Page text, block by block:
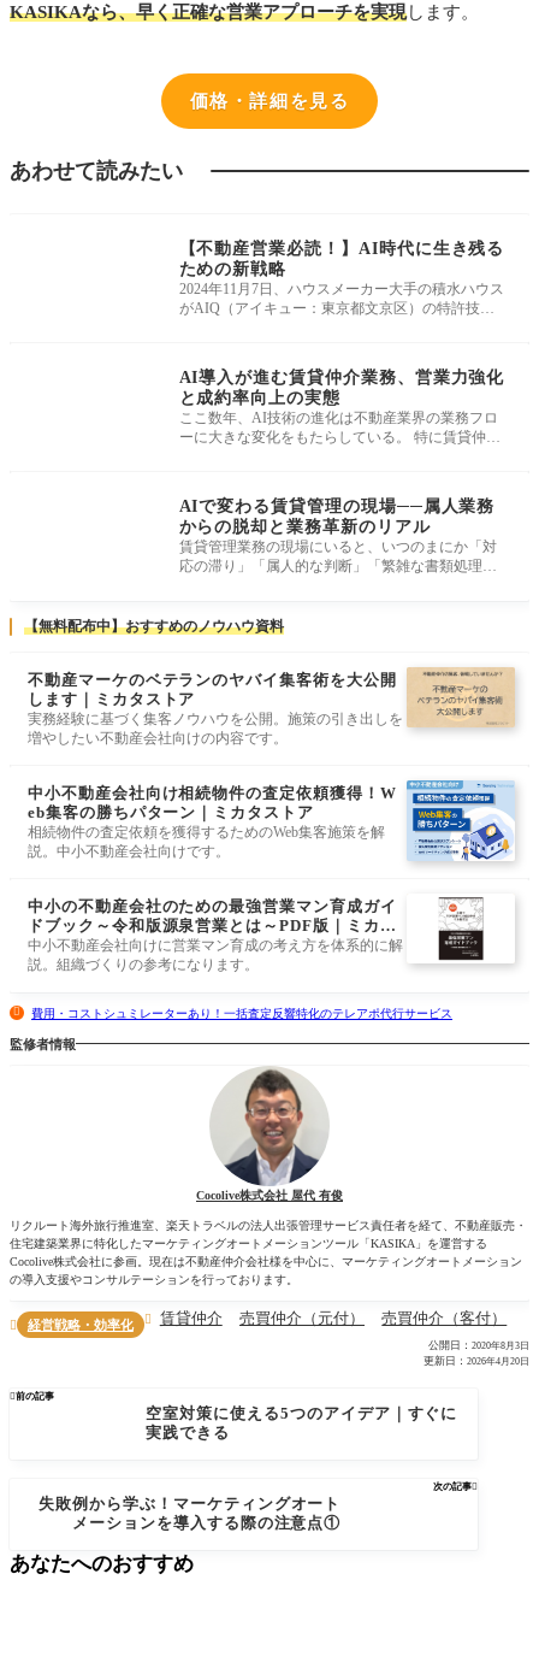
KASIKAなら、早く正確な営業アプローチを実現します。
価格・詳細を見る
あわせて読みたい
【不動産営業必読！】AI時代に生き残る
ための新戦略
2024年11月7日、ハウスメーカー大手の積水ハウス
がAIQ（アイキュー：東京都文京区）の特許技術
AI導入が進む賃貸仲介業務、営業力強化
と成約率向上の実態
ここ数年、AI技術の進化は不動産業界の業務フロ
ーに大きな変化をもたらしている。 特に賃貸仲介
AIで変わる賃貸管理の現場──属人業務
からの脱却と業務革新のリアル
賃貸管理業務の現場にいると、いつのまにか「対
応の滞り」「属人的な判断」「繁雑な書類処理」
【無料配布中】おすすめのノウハウ資料
不動産マーケのベテランのヤバイ集客術を大公開
します｜ミカタストア
実務経験に基づく集客ノウハウを公開。施策の引き出しを
増やしたい不動産会社向けの内容です。
中小不動産会社向け相続物件の査定依頼獲得！W
eb集客の勝ちパターン｜ミカタストア
相続物件の査定依頼を獲得するためのWeb集客施策を解
説。中小不動産会社向けです。
中小の不動産会社のための最強営業マン育成ガイ
ドブック～令和版源泉営業とは～PDF版｜ミカタ
ストア
中小不動産会社向けに営業マン育成の考え方を体系的に解
説。組織づくりの参考になります。
費用・コストシュミレーターあり！一括査定反響特化のテレアポ代行サービス
監修者情報
Cocolive株式会社 屋代 有俊
リクルート海外旅行推進室、楽天トラベルの法人出張管理サービス責任者を経て、不動産販売・
住宅建築業界に特化したマーケティングオートメーションツール「KASIKA」を運営する
Cocolive株式会社に参画。現在は不動産仲介会社様を中心に、マーケティングオートメーション
の導入支援やコンサルテーションを行っております。
 経営戦略・効率化  賃貸仲介 売買仲介（元付） 売買仲介（客付）
公開日： 2020年8月3日
更新日： 2026年4月20日
前の記事
空室対策に使える5つのアイデア｜すぐに
実践できる
次の記事
失敗例から学ぶ！マーケティングオート
メーションを導入する際の注意点①
あなたへのおすすめ